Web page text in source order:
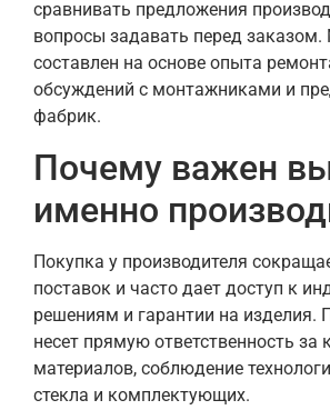
сравнивать предложения
вопросы задавать перед заказом.
составлен на основе опыта
обсуждений с монтажниками и
фабрик.
Почему важен
именно
Покупка у производителя
поставок и часто дает доступ к
решениям и гарантии на изделия.
несет прямую ответственность за
материалов, соблюдение
стекла и комплектующих.